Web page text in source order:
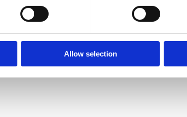
Allow selection
Він хоче бути з нею, і від того, що